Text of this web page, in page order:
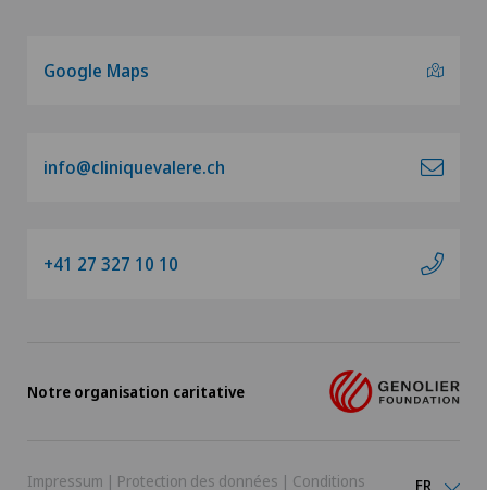
Google Maps
info@cliniquevalere.ch
+41 27 327 10 10
Notre organisation caritative
Impressum | Protection des données | Conditions FR